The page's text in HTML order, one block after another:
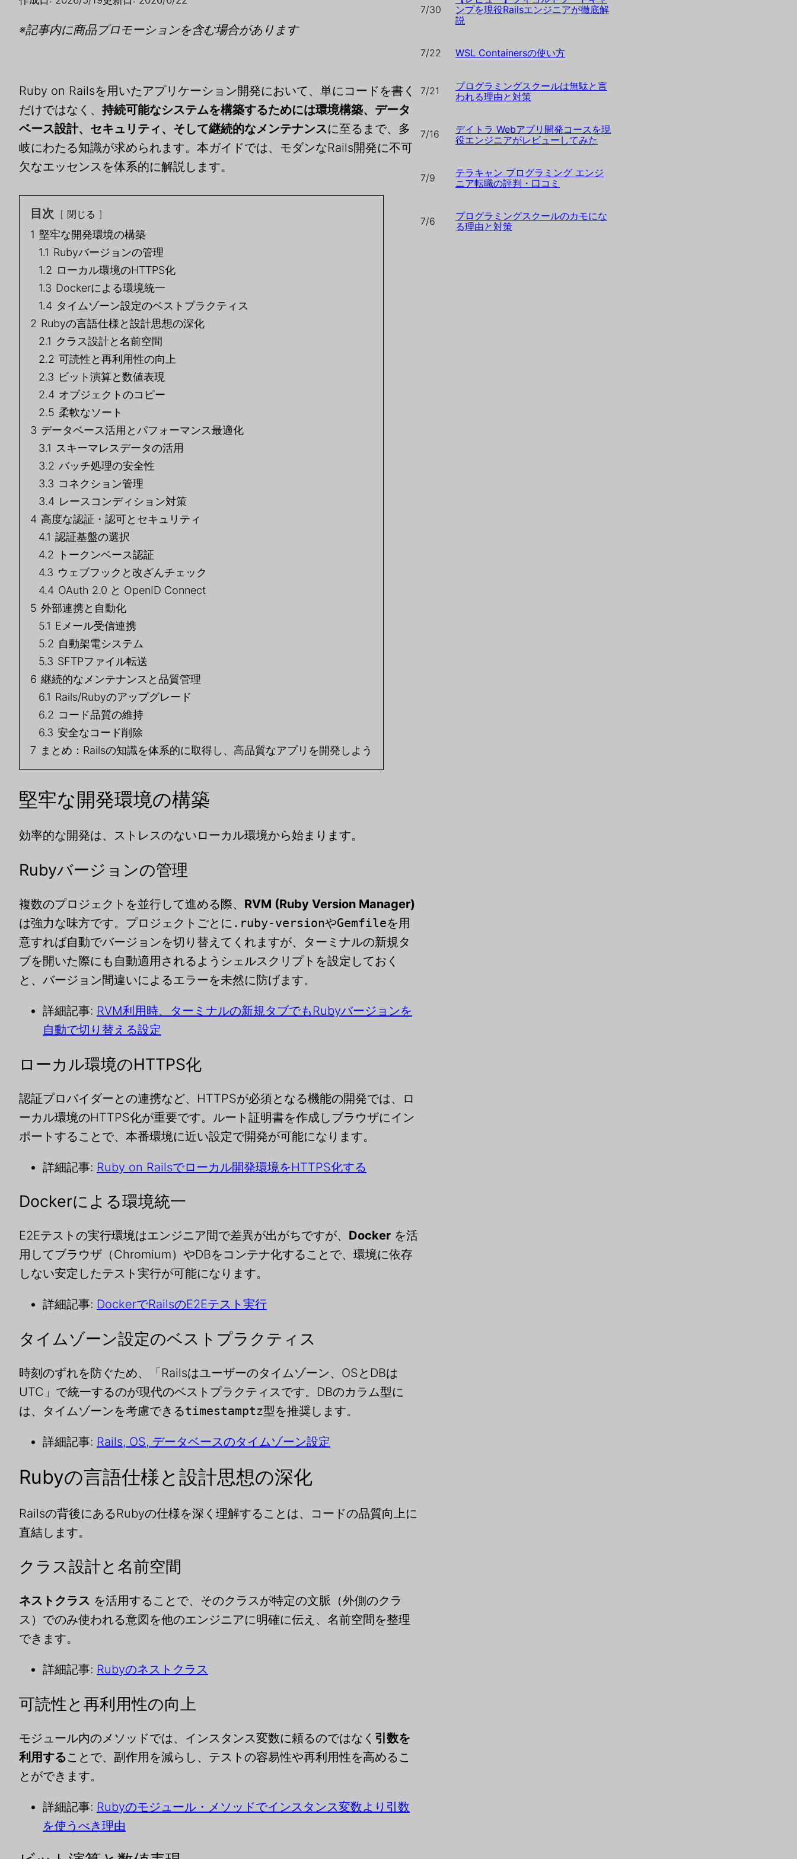
※記事内に商品プロモーションを含む場合があります
Ruby on Railsを用いたアプリケーション開発において、単にコードを書く
だけではなく、 持続可能なシステムを構築するためには環境構築、データ
ベース設計、セキュリティ、そして継続的なメンテナンスに至るまで、多
岐にわたる知識が求められます。本ガイドでは、モダンなRails開発に不可
欠なエッセンスを体系的に解説します。
目次 閉じる
1 堅牢な開発環境の構築
1.1 Rubyバージョンの管理
1.2 ローカル環境のHTTPS化
1.3 Dockerによる環境統一
1.4 タイムゾーン設定のベストプラクティス
2 Rubyの言語仕様と設計思想の深化
2.1 クラス設計と名前空間
2.2 可読性と再利用性の向上
2.3 ビット演算と数値表現
2.4 オブジェクトのコピー
2.5 柔軟なソート
3 データベース活用とパフォーマンス最適化
3.1 スキーマレスデータの活用
3.2 バッチ処理の安全性
3.3 コネクション管理
3.4 レースコンディション対策
4 高度な認証・認可とセキュリティ
4.1 認証基盤の選択
4.2
トークンベース認証
4.3 ウェブフックと改ざんチェック
4.4 OAuth 2.0 と OpenID Connect
5 外部連携と自動化
5.1 Eメール受信連携
5.2 自動架電システム
5.3 SFTPファイル転送
6 継続的なメンテナンスと品質管理
6.1 Rails/Rubyのアップグレード
6.2 コード品質の維持
6.3 安全なコード削除
7 まとめ：Railsの知識を体系的に取得し、高品質なアプリを開発しよう
堅牢な開発環境の構築
効率的な開発は、ストレスのないローカル環境から始まります。
Rubyバージョンの管理
複数のプロジェクトを並行して進める際、 RVM (Ruby Version Manager)
は強力な味方です。プロジェクトごとに .ruby-versionやGemfileを用
意すれば自動でバージョンを切り替えてくれますが、ターミナルの新規タ
ブを開いた際にも自動適用されるようシェルスクリプトを設定しておく
と、バージョン間違いによるエラーを未然に防げます。
詳細記事: RVM利用時、ターミナルの新規タブでもRubyバージョンを
自動で切り替える設定
ローカル環境のHTTPS化
認証プロバイダーとの連携など、HTTPSが必須となる機能の開発では、ロ
ーカル環境のHTTPS化が重要です。ルート証明書を作成しブラウザにイン
ポートすることで、本番環境に近い設定で開発が可能になります。
詳細記事: Ruby on Railsでローカル開発環境をHTTPS化する
Dockerによる環境統一
E2Eテストの実行環境はエンジニア間で差異が出がちですが、 Docker を活
用してブラウザ（Chromium）やDBをコンテナ化することで、環境に依存
しない安定したテスト実行が可能になります。
詳細記事: DockerでRailsのE2Eテスト実行
タイムゾーン設定のベストプラクティス
時刻のずれを防ぐため、「Railsはユーザーのタイムゾーン、OSとDBは
UTC」で統一するのが現代のベストプラクティスです。DBのカラム型に
は、タイムゾーンを考慮できるtimestamptz型を推奨します。
詳細記事: Rails, OS, データベースのタイムゾーン設定
Rubyの言語仕様と設計思想の深化
Railsの背後にあるRubyの仕様を深く理解することは、コードの品質向上に
直結します。
クラス設計と名前空間
ネストクラス を活用することで、そのクラスが特定の文脈（外側のクラ
ス）でのみ使われる意図を他のエンジニアに明確に伝え、名前空間を整理
できます。
詳細記事: Rubyのネストクラス
可読性と再利用性の向上
モジュール内のメソッドでは、インスタンス変数に頼るのではなく 引数を
利用することで、副作用を減らし、テストの容易性や再利用性を高めるこ
とができます。
詳細記事: Rubyのモジュール・メソッドでインスタンス変数より引数
を使うべき理由
7/30
ンプを現役Railsエンジニアが徹底解
説
7/22 WSL Containersの使い方
7/21
プログラミングスクールは無駄と言
われる理由と対策
7/16
デイトラ Webアプリ開発コースを現
役エンジニアがレビューしてみた
7/9
テラキャン プログラミング エンジ
ニア転職の評判・口コミ
7/6
プログラミングスクールのカモにな
る理由と対策